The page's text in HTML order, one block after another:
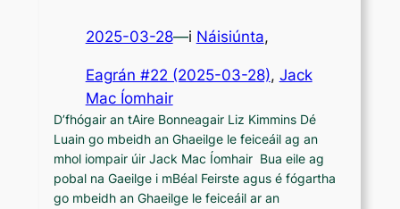
2025-03-28—i Náisiúnta,
Eagrán #22 (2025-03-28), Jack
Mac Íomhair
D’fhógair an tAire Bonneagair Liz Kimmins Dé
Luain go mbeidh an Ghaeilge le feiceáil ag an
mhol iompair úir Jack Mac Íomhair Bua eile ag
pobal na Gaeilge i mBéal Feirste agus é fógartha
go mbeidh an Ghaeilge le feiceáil ar an